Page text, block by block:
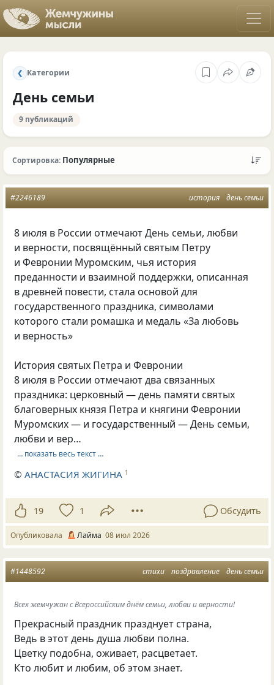
❮ Категории
День семьи
9 публикаций
Сортировка: Популярные
история день семьи
#2246189
8 июля в России отмечают День семьи, любви
и верности, посвящённый святым Петру
и Февронии Муромским, чья история
преданности и взаимной поддержки, описанная
в древней повести, стала основой для
государственного праздника, символами
которого стали ромашка и медаль «За любовь
и верность»
История святых Петра и Февронии
8 июля в России отмечают два связанных
праздника: церковный — день памяти святых
благоверных князя Петра и княгини Февронии
Муромских — и государственный — День семьи,
любви и вер…
… показать весь текст …
©АНАСТАСИЯ ЖИГИНА 1
19 1 Обсудить
Опубликовала Лайма 08 июл 2026
стихи поздравление день семьи
#1448592
Всех жемчужан с Всероссийским днём семьи, любви и верности!
Прекрасный праздник празднует страна,
Ведь в этот день душа любви полна.
Цветку подобна, оживает, расцветает.
Кто любит и любим, об этом знает.